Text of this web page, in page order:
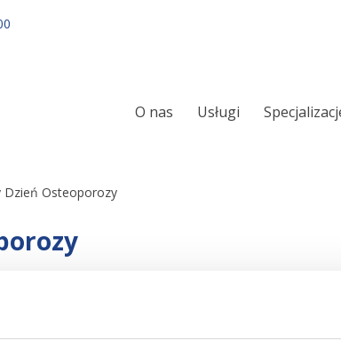
O nas Usługi
Chirurgia kręgosłupa
Dzień Osteoporozy
kto jest w grupie ryzyka, jak